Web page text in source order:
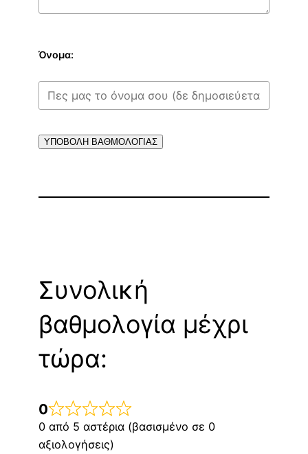
Όνομα:
ΥΠΟΒΟΛΗ ΒΑΘΜΟΛΟΓΙΑΣ
Συνολική
βαθμολογία μέχρι
τώρα:
0
0 από 5 αστέρια (βασισμένο σε 0
αξιολογήσεις)